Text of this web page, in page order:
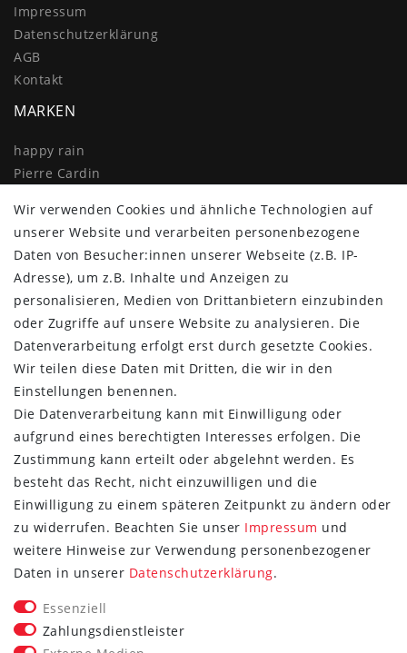
Impressum
Daten­schutz­erklärung
AGB
Kontakt
MARKEN
happy rain
Pierre Cardin
Doppler
Resckodd
Dernier
Esprit
FOLGE SIE UNS
Wir verwenden Cookies und ähnliche Technologien auf
unserer Website und verarbeiten personenbezogene
Daten von Besucher:innen unserer Webseite (z.B. IP-
Adresse), um z.B. Inhalte und Anzeigen zu
personalisieren, Medien von Drittanbietern einzubinden
oder Zugriffe auf unsere Website zu analysieren. Die
Datenverarbeitung erfolgt erst durch gesetzte Cookies.
Wir teilen diese Daten mit Dritten, die wir in den
Einstellungen benennen.
Die Datenverarbeitung kann mit Einwilligung oder
aufgrund eines berechtigten Interesses erfolgen. Die
Zustimmung kann erteilt oder abgelehnt werden. Es
besteht das Recht, nicht einzuwilligen und die
Einwilligung zu einem späteren Zeitpunkt zu ändern oder
zu widerrufen. Beachten Sie unser Impressum und
weitere Hinweise zur Verwendung personenbezogener
Daten in unserer Daten­schutz­erklärung.
Essenziell
Zahlungsdienstleister